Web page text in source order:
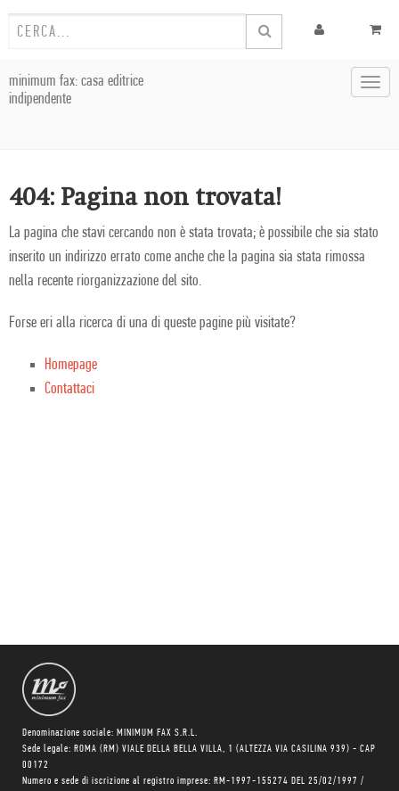
minimum fax: casa editrice
indipendente
404: Pagina non trovata!
La pagina che stavi cercando non è stata trovata; è possibile che sia stato
inserito un indirizzo errato come anche che la pagina sia stata rimossa
nella recente riorganizzazione del sito.
Forse eri alla ricerca di una di queste pagine più visitate?
Homepage
Contattaci
Denominazione sociale: MINIMUM FAX S.R.L.
Sede legale: ROMA (RM) VIALE DELLA BELLA VILLA, 1 (ALTEZZA VIA CASILINA 939) - CAP
00172
Numero e sede di iscrizione al registro imprese: RM-1997-155274 DEL 25/02/1997 /